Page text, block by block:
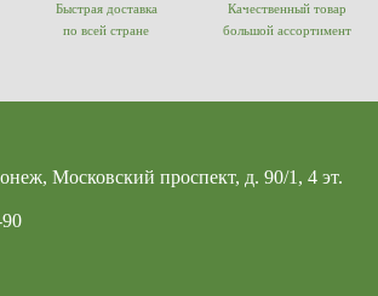
Быстрая доставка
по всей стране
Качественный товар
большой ассортимент
Московский проспект, д. 90/1, 4 эт.